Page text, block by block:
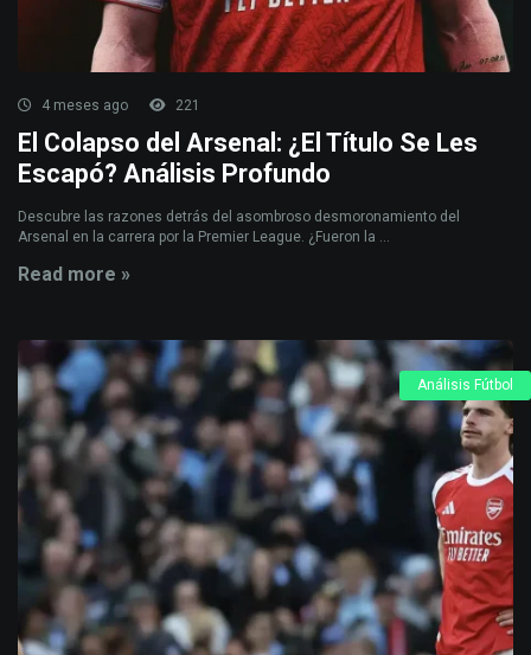
4 meses ago 221
El Colapso del Arsenal: ¿El Título Se Les
Escapó? Análisis Profundo
Descubre las razones detrás del asombroso desmoronamiento del
Arsenal en la carrera por la Premier League. ¿Fueron la ...
Read more »
Análisis Fútbol